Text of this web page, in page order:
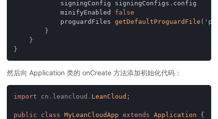
            signingConfig signingConfigs
. config
            minifyEnabled
false
            proguardFiles
getDefaultProguardFile (
}
}
}
然后向 Application 类的 onCreate 方法添加初始化代码：
import cn . leancloud . LeanCloud ;
public class MyLeanCloudApp extends Application
{